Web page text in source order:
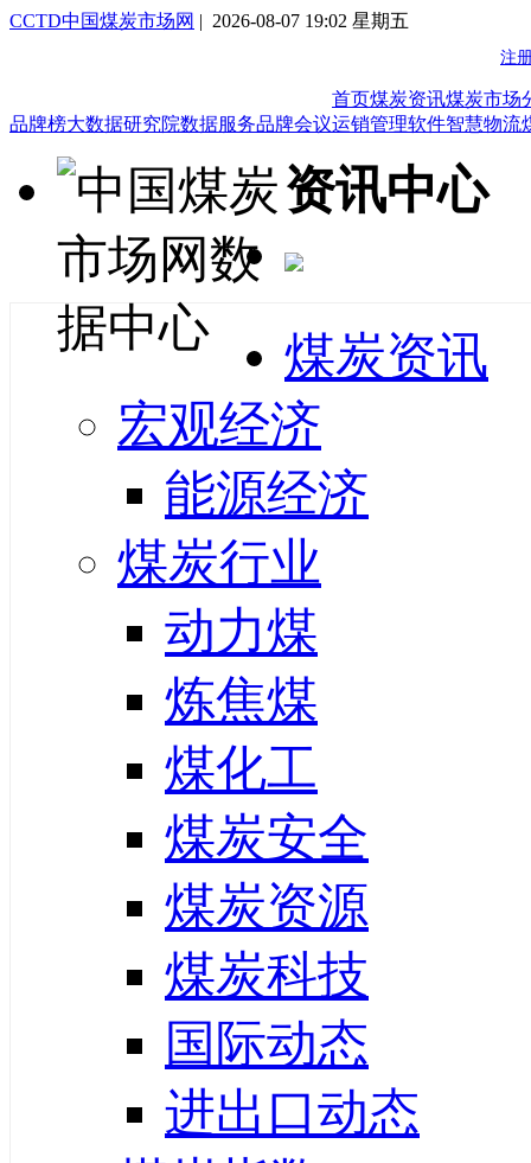
CCTD中国煤炭市场网 | 2026-08-07 19:02 星期五
首页煤炭资讯煤炭市场
品牌榜大数据研究院数据服务品牌会议运销管理软件智慧物流
资讯中心
煤炭资讯
宏观经济
能源经济
煤炭行业
动力煤
炼焦煤
煤化工
煤炭安全
煤炭资源
煤炭科技
国际动态
进出口动态